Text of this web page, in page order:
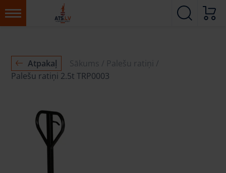
Atpakaļ Sākums
Palešu ratiņi
Palešu ratiņi 2.5t TRP0003